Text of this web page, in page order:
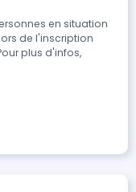
en situation
de l'inscription
plus d'infos,